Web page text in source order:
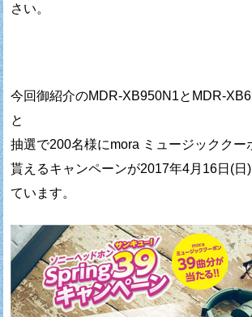
さい。
今回御紹介のMDR-XB950N1とMDR-
と
抽選で200名様にmora ミュージッククー
貰えるキャンペーンが2017年4月16日(日
ています。